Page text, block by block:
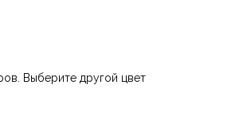
Выберите другой цвет